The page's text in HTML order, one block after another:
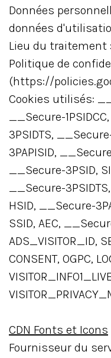
Données
données
Lieu du traitement
Politique de
(https://
Cookies utilisés:
__Secure-
3PSIDTS,
3PAPISID,
__Secure-3PSID,
__Secure-
HSID, __Secure-
SSID, AEC,
ADS_VISITOR_ID,
CONSENT, OGPC,
CDN Fonts et Icons
Fournisseur du